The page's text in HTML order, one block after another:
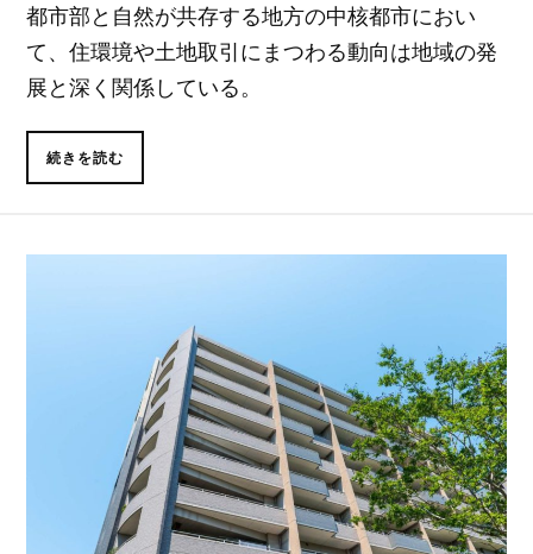
都市部と自然が共存する地方の中核都市におい
て、住環境や土地取引にまつわる動向は地域の発
展と深く関係している。
続きを読む